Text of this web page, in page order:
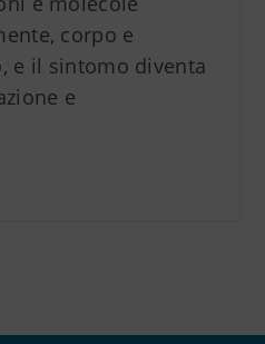
corpo e
e il sintomo diventa
e